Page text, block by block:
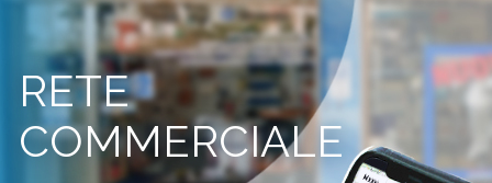
RETE
COMMERCIALE